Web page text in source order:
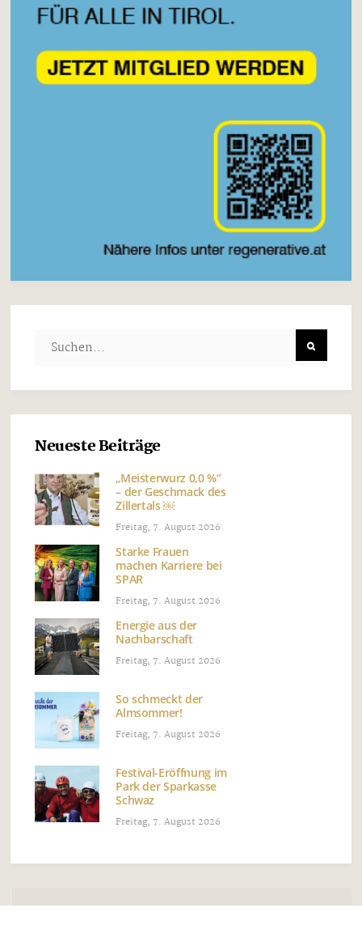
Neueste Beiträge
„Meisterwurz 0,0 %“
– der Geschmack des
Zillertals ￼
Freitag, 7. August 2026
Starke Frauen
machen Karriere bei
SPAR
Freitag, 7. August 2026
Energie aus der
Nachbarschaft
Freitag, 7. August 2026
So schmeckt der
Almsommer!
Freitag, 7. August 2026
Festival-Eröffnung im
Park der Sparkasse
Schwaz
Freitag, 7. August 2026